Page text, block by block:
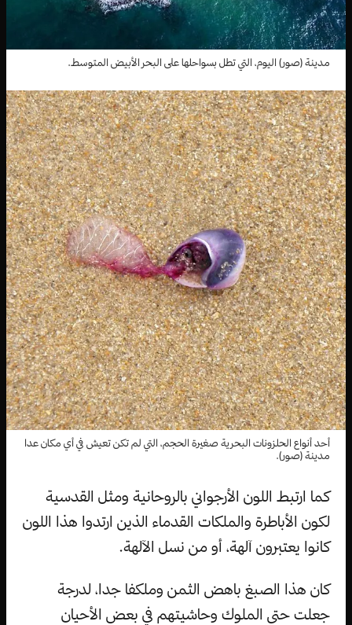
مدينة (صور) اليوم، التي تطل بسواحلها على البحر الأبيض المتوسط.
أحد أنواع الحلزونات البحرية صغيرة الحجم، التي لم تكن تعيش في أي مكان عدا
مدينة (صور).
كما ارتبط اللون الأرجواني بالروحانية ومثل القدسية
لكون الأباطرة والملكات القدماء الذين ارتدوا هذا اللون
كانوا يعتبرون آلهة، أو من نسل الآلهة.
كان هذا الصبغ باهض الثمن وملكفا جدا، لدرجة
جعلت حتى الملوك وحاشيتهم في بعض الأحيان